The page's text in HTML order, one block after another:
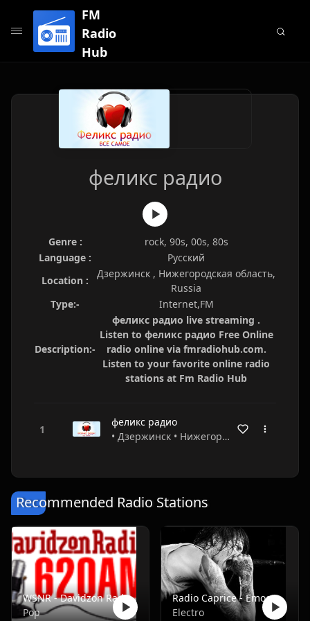
FM
Radio
Hub
феликс радио
Genre :
rock, 90s, 00s, 80s
Language :
Русский
Location :
Дзержинск , Нижегородская область,
Russia
Type:-
Internet,FM
Description:-
феликс радио live streaming .
Listen to феликс радио Free Online
radio online via fmradiohub.com.
Listen to your favorite online radio
stations at Fm Radio Hub
феликс радио
• Дзержинск • Нижегородская область • Russia
Recommended Radio Stations
WSNR - Davidzon Radio 620 AM
Pop
Radio Caprice - Emocore/Screamo/Emo Violence
Electro